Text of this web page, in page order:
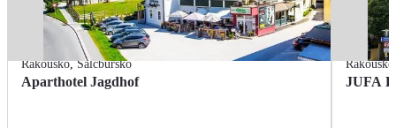
Rakousko,Salcbursko
Aparthotel Jagdhof
Rakousko
JUFA